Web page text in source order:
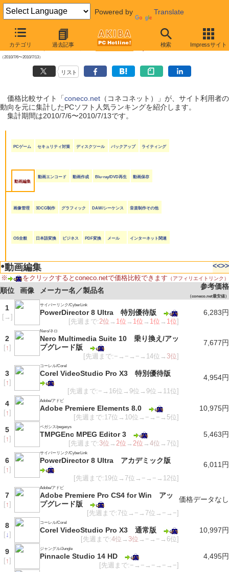
Powered by Translate
カテゴリ 過去記事 検索 Impressサイト
【 2010年7月17日号 】
coneco.net人気ランキング（ソフト編）
（2010/7/6〜2010/7/13）
リスト
価格比較サイト「coneco.net（コネコネット）」が、サイト利用者の
動向を元に集計したPCソフト人気ランキングを紹介します。
集計期間は2010/7/6〜2010/7/13です。
PCゲーム セキュリティ対策 ディスクツール バックアップ ライティング
動画編集
動画エンコード 動画作成 Blu-ray/DVD再生 動画保存
画像管理 3DCG制作 グラフィック DAW/シーケンス 音楽制作その他
OS全般 日本語変換 ビジネス PDF変換 メール インターネット関連
●動画編集 <<>>
※ をクリックするとconeco.netで価格比較できます （アフィリエイトリンク）
順位 画像 メーカー名／製品名 参考価格
（coneco.net最安値）
1
[→ ]
サイバーリンク/CyberLink
PowerDirector 8 Ultra 特別優待版
[先週まで:2位 → 1位 → 1位 → 1位 → 1位]
6,283円
2
[↑]
Nero/ネロ
Nero Multimedia Suite 10 乗り換え/アッ
プグレード版
[先週まで:−→−→−→14位→ 3位]
7,677円
3
[↑]
コーレル/Corel
Corel VideoStudio Pro X3 特別優待版
[先週まで:−→16位→9位→9位→11位]
4,954円
4
[↑]
Adobe/アドビ
Adobe Premiere Elements 8.0
[先週まで:17位→10位→−→−→5位]
10,975円
5
[↑]
ペガシス/pegasys
TMPGEnc MPEG Editor 3
[先週まで:3位 →2位 →2位 →4位 →7位]
5,463円
6
[↑]
サイバーリンク/CyberLink
PowerDirector 8 Ultra アカデミック版
[先週まで:19位→7位→−→−→12位]
6,011円
7
[↑]
Adobe/アドビ
Adobe Premiere Pro CS4 for Win アッ
プグレード版
[先週まで:7位→−→7位→−→−]
価格データなし
8
[↓]
コーレル/Corel
Corel VideoStudio Pro X3 通常版
[先週まで:4位 → 3位 →−→−→6位]
10,997円
9
[↑]
ジャングル/Jungle
Pinnacle Studio 14 HD
[先週まで:−→−→−→−→−]
4,495円